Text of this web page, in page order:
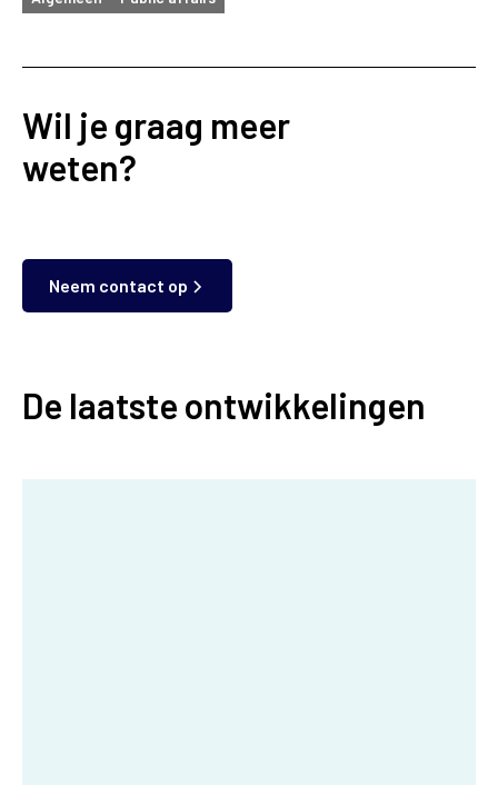
Wil je graag meer
weten?
Neem contact op
De laatste ontwikkelingen